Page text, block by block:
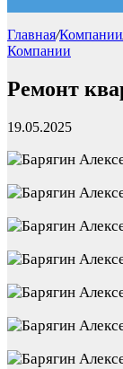
Главная/Компании
Компании
Ремонт
19.05.2025